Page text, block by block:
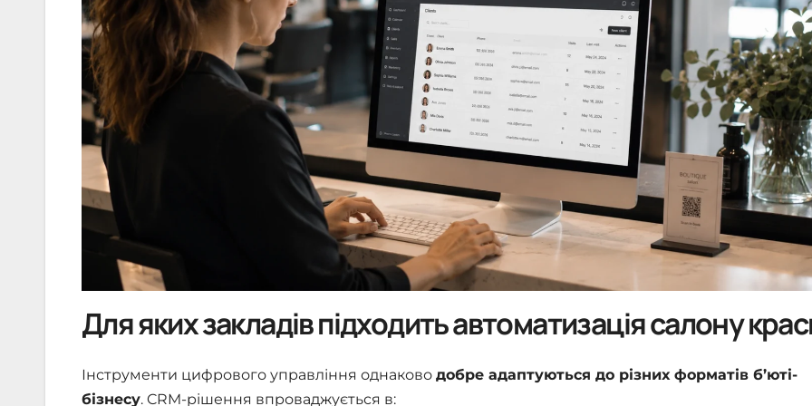
Для яких закладів підходить автоматизація салону
Інструменти цифрового управління однаково добре адаптуються до різних форматів б’юті-
бізнесу. CRM-рішення впроваджується в: